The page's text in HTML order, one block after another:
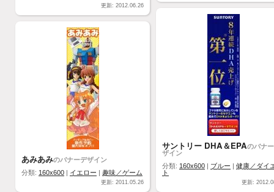
更新: 2012.06.26
サントリー DHA＆EPAのバナ
ザイン
分類: 160x600 | ブルー | 健康／ダイ
ト
更新:
あみあみのバナーデザイン
分類: 160x600 | イエロー | 趣味／ゲーム
更新: 2011.05.26